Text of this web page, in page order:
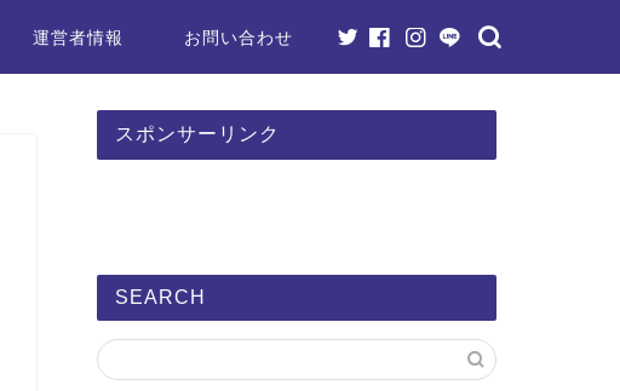
運営者情報 お問い合わせ
スポンサーリンク
SEARCH